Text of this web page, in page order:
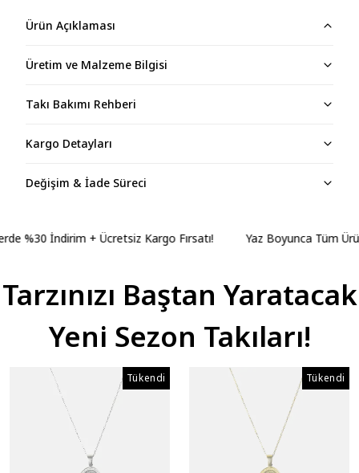
Ürün Açıklaması
Üretim ve Malzeme Bilgisi
Takı Bakımı Rehberi
Kargo Detayları
Değişim & İade Süreci
%30 İndirim + Ücretsiz Kargo Fırsatı! Yaz Boyunca Tüm
Tarzınızı Baştan Yaratacak
Yeni Sezon Takıları!
Tükendi Tükendi